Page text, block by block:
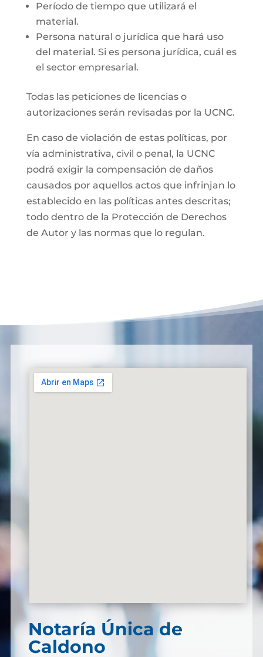
Período de tiempo que utilizará el
material.
Persona natural o jurídica que hará uso
del material. Si es persona jurídica, cuál es
el sector empresarial.
Todas las peticiones de licencias o
autorizaciones serán revisadas por la UCNC.
En caso de violación de estas políticas, por
vía administrativa, civil o penal, la UCNC
podrá exigir la compensación de daños
causados por aquellos actos que infrinjan lo
establecido en las políticas antes descritas;
todo dentro de la Protección de Derechos
de Autor y las normas que lo regulan.
Notaría Única de
Caldono